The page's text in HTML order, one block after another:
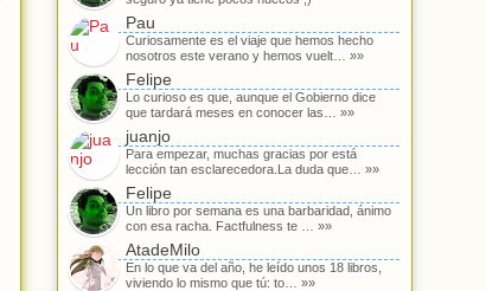
Pau
Curiosamente es el viaje que hemos hecho
nosotros este verano y hemos vuelt… »»
Felipe
Lo curioso es que, aunque el Gobierno dice
que tardará meses en conocer las… »»
juanjo
Para empezar, muchas gracias por está
lección tan esclarecedora.La duda que… »»
Felipe
Un libro por semana es una barbaridad, ánimo
con esa racha. Factfulness te … »»
AtadeMilo
En lo que va del año, he leído unos 18 libros,
viviendo lo mismo que tú: to… »»